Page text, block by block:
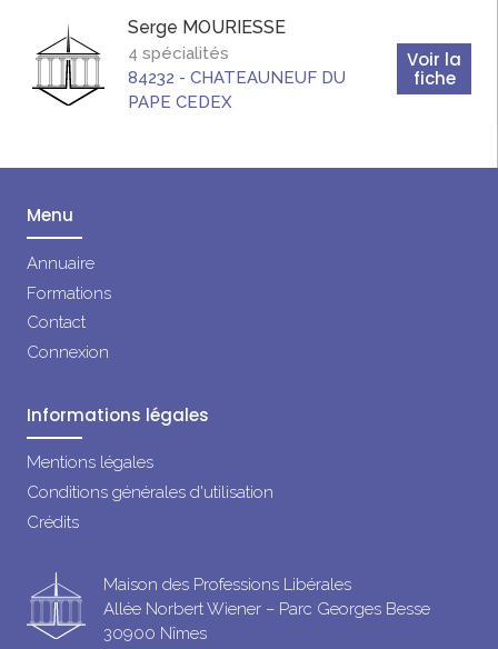
Serge MOURIESSE
4 spécialités
84232 - CHATEAUNEUF DU
PAPE CEDEX
Voir la
fiche
Menu
Annuaire
Formations
Contact
Connexion
Informations légales
Mentions légales
Conditions générales d'utilisation
Crédits
Maison des Professions Libérales
Allée Norbert Wiener – Parc Georges Besse
30900 Nîmes